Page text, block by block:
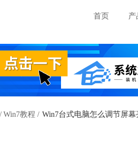
首页 产
/Win7教程 / Win7台式电脑怎么调节屏